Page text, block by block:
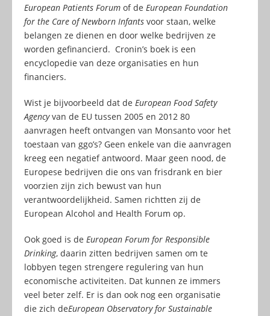
European Patients Forum of de European Foundation
for the Care of Newborn Infants voor staan, welke
belangen ze dienen en door welke bedrijven ze
worden gefinancierd. Cronin’s boek is een
encyclopedie van deze organisaties en hun
financiers.
Wist je bijvoorbeeld dat de European Food Safety
Agencyvan de EU tussen 2005 en 2012 80
aanvragen heeft ontvangen van Monsanto voor het
toestaan van ggo’s? Geen enkele van die aanvragen
kreeg een negatief antwoord. Maar geen nood, de
Europese bedrijven die ons van frisdrank en bier
voorzien zijn zich bewust van hun
verantwoordelijkheid. Samen richtten zij de
European Alcohol and Health Forum op.
Ook goed is de European Forum for Responsible
Drinking, daarin zitten bedrijven samen om te
lobbyen tegen strengere regulering van hun
economische activiteiten. Dat kunnen ze immers
veel beter zelf. Er is dan ook nog een organisatie
die zich deEuropean Observatory for Sustainable